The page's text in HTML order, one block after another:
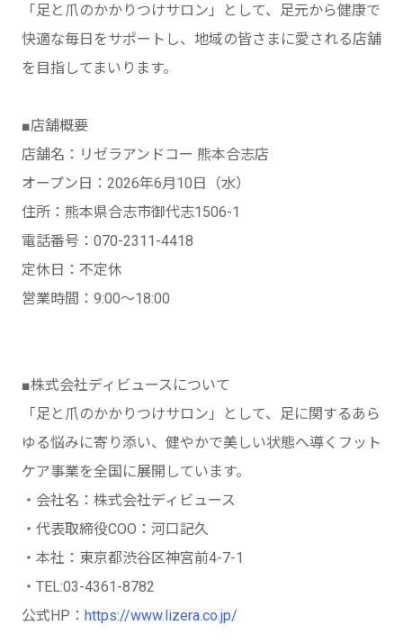
「足と爪のかかりつけサロン」として、足元から健康で
快適な毎日をサポートし、地域の皆さまに愛される店舗
を目指してまいります。
■店舗概要
店舗名：リゼラアンドコー 熊本合志店
オープン日：2026年6月10日（水）
住所：熊本県合志市御代志1506-1
電話番号：070-2311-4418
定休日：不定休
営業時間：9:00～18:00
■株式会社ディビュースについて
「足と爪のかかりつけサロン」として、足に関するあら
ゆる悩みに寄り添い、健やかで美しい状態へ導くフット
ケア事業を全国に展開しています。
・会社名：株式会社ディビュース
・代表取締役COO：河口記久
・本社：東京都渋谷区神宮前4-7-1
・TEL:03-4361-8782
公式HP： https://www.lizera.co.jp/